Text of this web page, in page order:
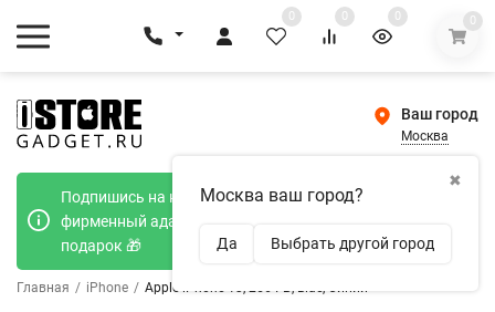
0 0 0 0
Ваш город
Москва
✖
Москва ваш город?
Да Выбрать другой город
Подпишись на наш телеграмм канал и получи
фирменный адаптер Type-C 20W при покупке в
подарок 🎁
Главная / iPhone / Apple iPhone 13, 256 ГБ, Blue, Синий